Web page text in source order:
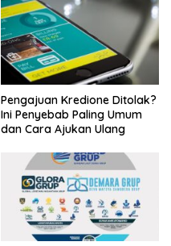
Pengajuan Kredione Ditolak?
Ini Penyebab Paling Umum
dan Cara Ajukan Ulang